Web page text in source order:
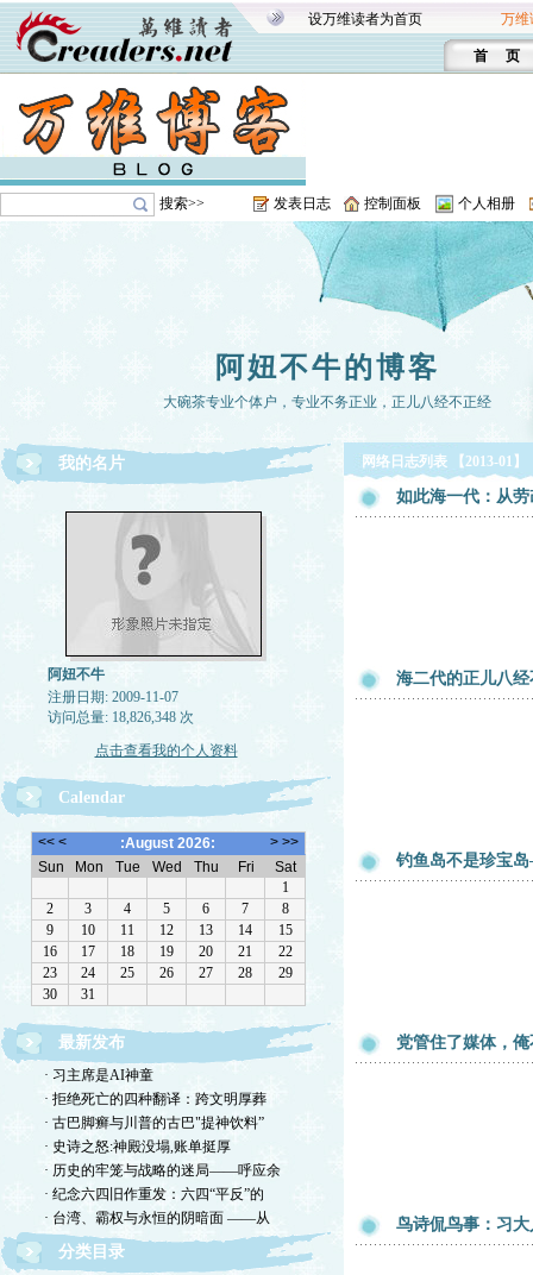
设万维读者为首页 万维
首 页
搜索>> 发表日志 控制面板 个人相册
阿妞不牛的博客
大碗茶专业个体户，专业不务正业，正儿八经不正经
我的名片
阿妞不牛
注册日期: 2009-11-07
访问总量: 18,826,348 次
点击查看我的个人资料
Calendar
最新发布
· 习主席是AI神童
· 拒绝死亡的四种翻译：跨文明厚葬
· 古巴脚癣与川普的古巴"提神饮料”
· 史诗之怒:神殿没塌,账单挺厚
· 历史的牢笼与战略的迷局——呼应余
· 纪念六四旧作重发：六四“平反”的
· 台湾、霸权与永恒的阴暗面 ——从
分类目录
网络日志列表 【2013-01】
如此海一代：从
海二代的正儿八
钓鱼岛不是珍宝
党管住了媒体，俺
鸟诗侃鸟事：习